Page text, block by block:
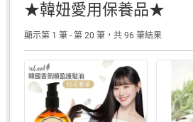
★韓妞愛用保養品★
顯示第 1 筆 - 第 20 筆，共 96 筆結果